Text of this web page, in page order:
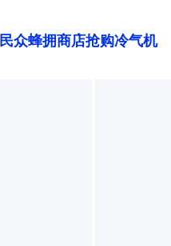
众蜂拥商店抢购冷气机